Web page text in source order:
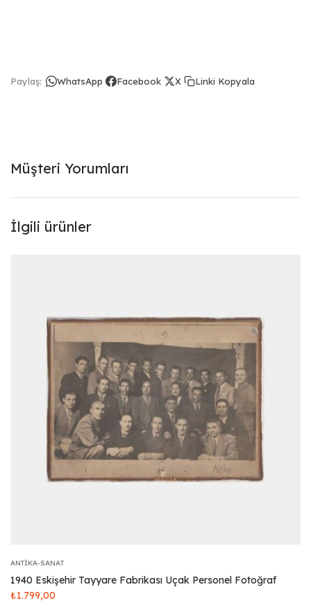
Paylaş: WhatsApp Facebook X Linki Kopyala
Müşteri Yorumları
İlgili ürünler
ANTIKA-SANAT
1940 Eskişehir Tayyare Fabrikası Uçak Personel Fotoğraf
₺1.799,00